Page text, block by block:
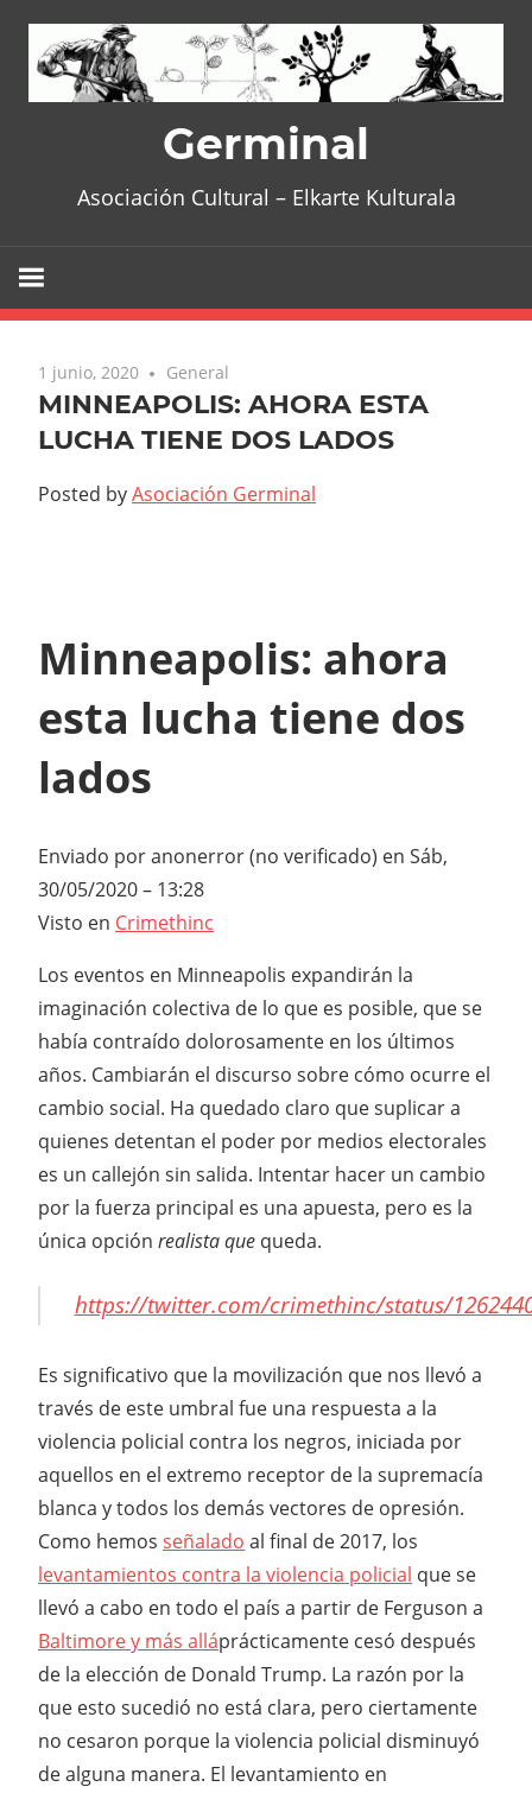
content
Germinal
Asociación Cultural – Elkarte Kulturala
1 junio, 2020 General
MINNEAPOLIS: AHORA ESTA
LUCHA TIENE DOS LADOS
Posted byAsociación Germinal
Minneapolis: ahora
esta lucha tiene dos
lados
Enviado poranonerror (no verificado) en Sáb,
30/05/2020 – 13:28
Visto en Crimethinc
Los eventos en Minneapolis expandirán la
imaginación colectiva de lo que es posible, que se
había contraído dolorosamente en los últimos
años. Cambiarán el discurso sobre cómo ocurre el
cambio social. Ha quedado claro que suplicar a
quienes detentan el poder por medios electorales
es un callejón sin salida. Intentar hacer un cambio
por la fuerza principal es una apuesta, pero es la
única opción realista que queda.
https://twitter.com/crimethinc/status/
Es significativo que la movilización que nos llevó a
través de este umbral fue una respuesta a la
violencia policial contra los negros, iniciada por
aquellos en el extremo receptor de la supremacía
blanca y todos los demás vectores de opresión.
Como hemos señalado al final de 2017, los
levantamientos contra la violencia policial que se
llevó a cabo en todo el país a partir de Ferguson a
Baltimore y más alláprácticamente cesó después
de la elección de Donald Trump. La razón por la
que esto sucedió no está clara, pero ciertamente
no cesaron porque la violencia policial disminuyó
de alguna manera. El levantamiento en